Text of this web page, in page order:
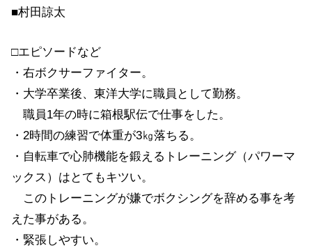
■村田諒太
□エピソードなど
・右ボクサーファイター。
・大学卒業後、東洋大学に職員として勤務。
職員1年の時に箱根駅伝で仕事をした。
・2時間の練習で体重が3㎏落ちる。
・自転車で心肺機能を鍛えるトレーニング（パワーマ
ックス）はとてもキツい。
このトレーニングが嫌でボクシングを辞める事を考
えた事がある。
・緊張しやすい。